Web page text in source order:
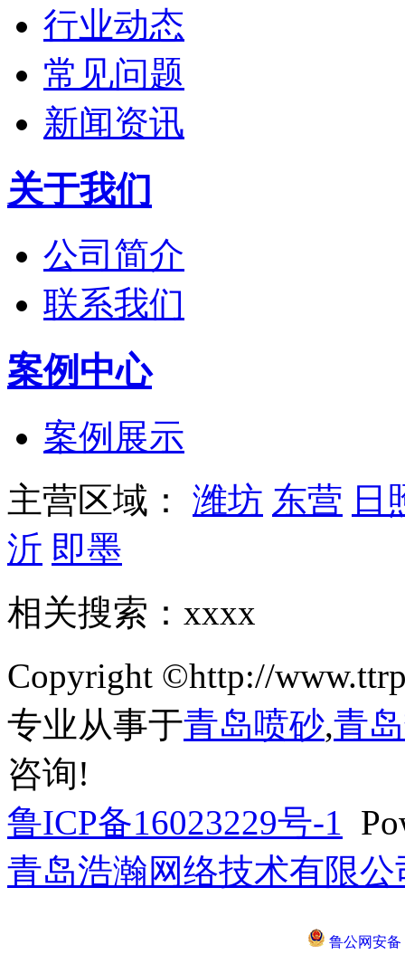
行业动态
常见问题
新闻资讯
关于我们
公司简介
联系我们
案例中心
案例展示
主营区域： 潍坊 东营 日
沂 即墨
相关搜索：xxxx
Copyright ©http://
专业从事于青岛喷砂,青
咨询!
鲁ICP备16023229号-1
青岛浩瀚网络技术有限公
鲁公网安备